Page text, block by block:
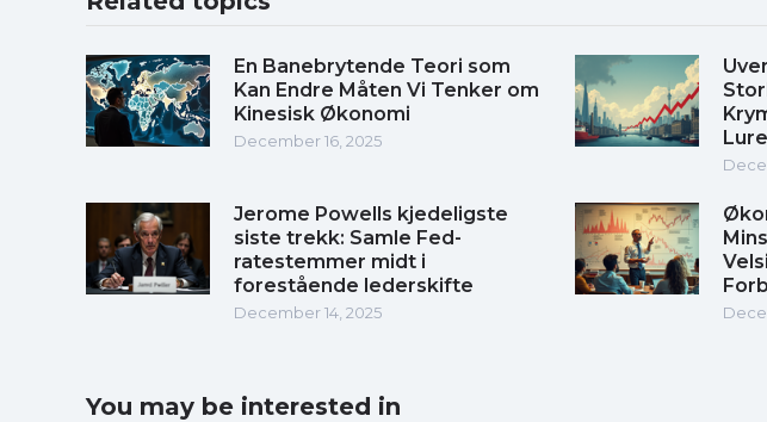
En Banebrytende Teori som
Kan Endre Måten Vi Tenker om
Kinesisk Økonomi
December 16, 2025
Jerome Powells kjedeligste
siste trekk: Samle Fed-
ratestemmer midt i
forestående lederskifte
December 14, 2025
You may be interested in